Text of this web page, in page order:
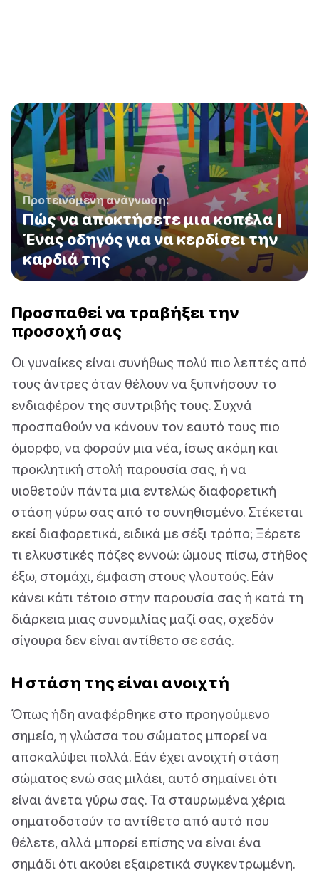
Προτεινόμενη ανάγνωση:
Πώς να αποκτήσετε μια κοπέλα |
Ένας οδηγός για να κερδίσει την
καρδιά της
Προσπαθεί να τραβήξει την
προσοχή σας
Οι γυναίκες είναι συνήθως πολύ πιο λεπτές από
τους άντρες όταν θέλουν να ξυπνήσουν το
ενδιαφέρον της συντριβής τους. Συχνά
προσπαθούν να κάνουν τον εαυτό τους πιο
όμορφο, να φορούν μια νέα, ίσως ακόμη και
προκλητική στολή παρουσία σας, ή να
υιοθετούν πάντα μια εντελώς διαφορετική
στάση γύρω σας από το συνηθισμένο. Στέκεται
εκεί διαφορετικά, ειδικά με σέξι τρόπο; Ξέρετε
τι ελκυστικές πόζες εννοώ: ώμους πίσω, στήθος
έξω, στομάχι, έμφαση στους γλουτούς. Εάν
κάνει κάτι τέτοιο στην παρουσία σας ή κατά τη
διάρκεια μιας συνομιλίας μαζί σας, σχεδόν
σίγουρα δεν είναι αντίθετο σε εσάς.
Η στάση της είναι ανοιχτή
Όπως ήδη αναφέρθηκε στο προηγούμενο
σημείο, η γλώσσα του σώματος μπορεί να
αποκαλύψει πολλά. Εάν έχει ανοιχτή στάση
σώματος ενώ σας μιλάει, αυτό σημαίνει ότι
είναι άνετα γύρω σας. Τα σταυρωμένα χέρια
σηματοδοτούν το αντίθετο από αυτό που
θέλετε, αλλά μπορεί επίσης να είναι ένα
σημάδι ότι ακούει εξαιρετικά συγκεντρωμένη.